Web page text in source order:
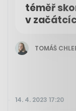
téměř
v
TOMÁŠ
14. 4. 2023 17:20